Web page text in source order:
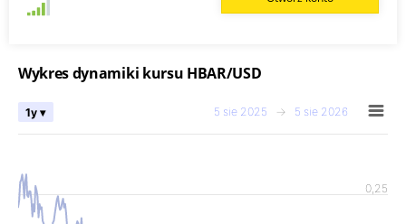
Wykres dynamiki kursu HBAR/USD
5 sie 2025 → 5 sie 2026
1y ▾
0,25